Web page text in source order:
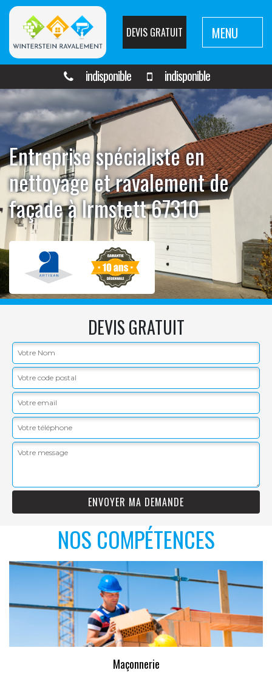
DEVIS GRATUIT MENU
indisponible indisponible
Entreprise spécialiste en
nettoyage et ravalement de
façade à Irmstett 67310
DEVIS GRATUIT
NOS COMPÉTENCES
Maçonnerie